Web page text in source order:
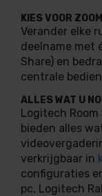
KIES VOOR
Verander elke
deelname met
Share) en
centrale
ALLES WAT U
Logitech Room
bieden alles
verkrijgbaar in
configuraties
pc, Logitech